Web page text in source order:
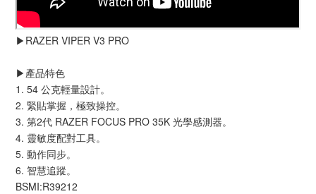
▶️RAZER VIPER V3 PRO
▶️產品特色
1. 54 公克輕量設計。
2. 緊貼掌握，極致操控。
3. 第2代 RAZER FOCUS PRO 35K 光學感測器。
4. 靈敏度配對工具。
5. 動作同步。
6. 智慧追蹤。
BSMI:R39212